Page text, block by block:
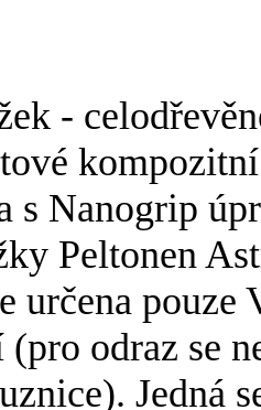
-
s Nanogrip
Peltonen
určena pouze
(pro odraz se
Jedná